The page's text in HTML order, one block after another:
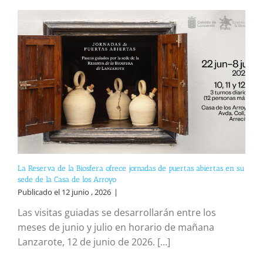
La Reserva de la Biosfera ofrece jornadas de puertas abiertas en su
sede de la Casa de los Arroyo
Publicado el 12 junio , 2026 |
Las visitas guiadas se desarrollarán entre los
meses de junio y julio en horario de mañana
Lanzarote, 12 de junio de 2026. [...]